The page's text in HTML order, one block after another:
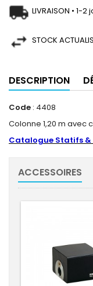
LIVRAISON •
STOCK
DESCRIPTION
Code : 4408
Colonne 1,20 m avec
Catalogue Statifs &
ACCESSOIRES